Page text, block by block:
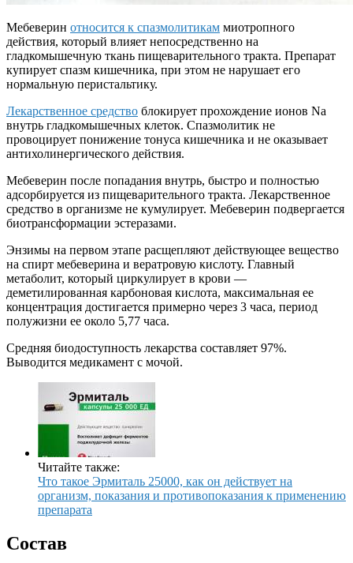
Мебеверин относится к спазмолитикам миотропного
действия, который влияет непосредственно на
гладкомышечную ткань пищеварительного тракта. Препарат
купирует спазм кишечника, при этом не нарушает его
нормальную перистальтику.
Лекарственное средство блокирует прохождение ионов Na
внутрь гладкомышечных клеток. Спазмолитик не
провоцирует понижение тонуса кишечника и не оказывает
антихолинергического действия.
Мебеверин после попадания внутрь, быстро и полностью
адсорбируется из пищеварительного тракта. Лекарственное
средство в организме не кумулирует. Мебеверин подвергается
биотрансформации эстеразами.
Энзимы на первом этапе расщепляют действующее вещество
на спирт мебеверина и вератровую кислоту. Главный
метаболит, который циркулирует в крови —
деметилированная карбоновая кислота, максимальная ее
концентрация достигается примерно через 3 часа, период
полужизни ее около 5,77 часа.
Средняя биодоступность лекарства составляет 97%.
Выводится медикамент с мочой.
Читайте также:
Что такое Эрмиталь 25000, как он действует на
организм, показания и противопоказания к применению
препарата
Состав